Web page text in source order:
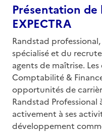
Présentation
EXPECTRA
Randstad
spécialisé et du
agents de maîtrise.
Comptabilité &
opportunités de
Randstad
activement à ses
développement